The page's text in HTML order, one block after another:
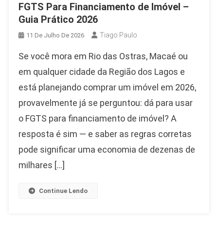
FGTS Para Financiamento de Imóvel –
Guia Prático 2026
11 De Julho De 2026 Tiago Paulo
Se você mora em Rio das Ostras, Macaé ou
em qualquer cidade da Região dos Lagos e
está planejando comprar um imóvel em 2026,
provavelmente já se perguntou: dá para usar
o FGTS para financiamento de imóvel? A
resposta é sim — e saber as regras corretas
pode significar uma economia de dezenas de
milhares […]
Continue Lendo